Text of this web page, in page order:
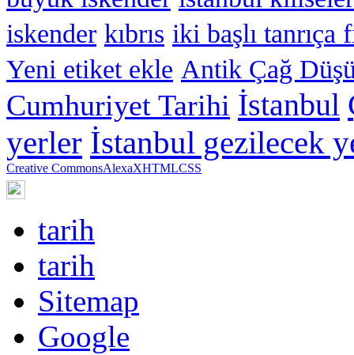
iskender kıbrıs iki başlı tanrıça
Yeni etiket ekle Antik Çağ
Cumhuriyet Tarihi İstanbul
yerler İstanbul gezilecek
Creative CommonsAlexaXHTMLCSS
tarih
tarih
Sitemap
Google